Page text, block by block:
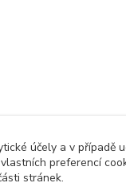
účely a v případě
preferencí
stránek.